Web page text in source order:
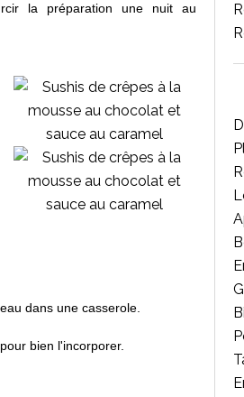
la préparation une nuit au
dans une casserole.
bien l'incorporer.